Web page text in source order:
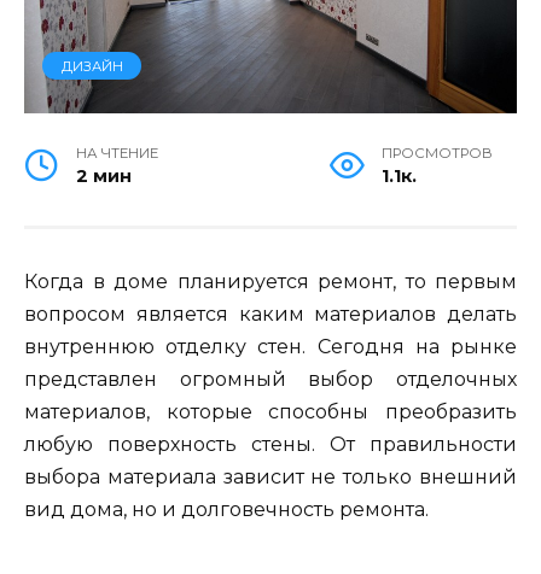
ДИЗАЙН
НА ЧТЕНИЕ
2 мин
ПРОСМОТРОВ
1.1к.
Когда в доме планируется ремонт, то первым
вопросом является каким материалов делать
внутреннюю отделку стен. Сегодня на рынке
представлен огромный выбор отделочных
материалов, которые способны преобразить
любую поверхность стены. От правильности
выбора материала зависит не только внешний
вид дома, но и долговечность ремонта.